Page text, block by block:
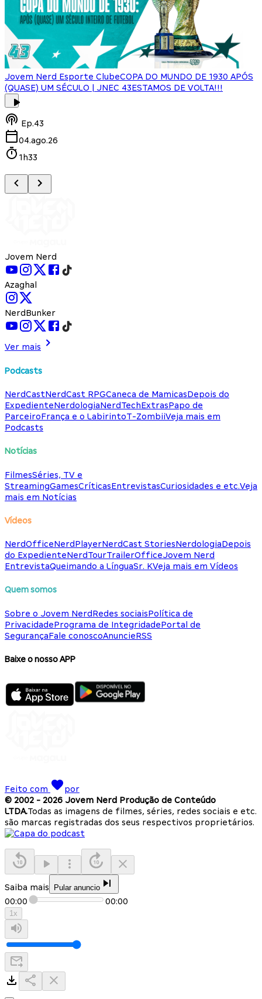
Jovem Nerd Esporte ClubeCOPA DO MUNDO DE 1930 APÓS
(QUASE) UM SÉCULO | JNEC 43ESTAMOS DE VOLTA!!!
Ep.43
04.ago.26
1h33
Jovem Nerd
Azaghal
NerdBunker
Ver mais
Podcasts
NerdCastNerdCast RPGCaneca de MamicasDepois do
ExpedienteNerdologiaNerdTechExtrasPapo de
ParceiroFrança e o LabirintoT-ZombiiVeja mais em
Podcasts
Notícias
FilmesSéries, TV e
StreamingGamesCríticasEntrevistasCuriosidades e etc.Veja
mais em Notícias
Vídeos
NerdOfficeNerdPlayerNerdCast StoriesNerdologiaDepois
do ExpedienteNerdTourTrailerOfficeJovem Nerd
EntrevistaQueimando a LínguaSr. KVeja mais em Vídeos
Quem somos
Sobre o Jovem NerdRedes sociaisPolítica de
PrivacidadePrograma de IntegridadePortal de
SegurançaFale conoscoAnuncieRSS
Baixe o nosso APP
Feito com
por
© 2002 - 2026 Jovem Nerd Produção de Conteúdo
LTDA.Todas as imagens de filmes, séries, redes sociais e etc.
são marcas registradas dos seus respectivos proprietários.
Saiba mais Pular anuncio
00:00 00:00
1x